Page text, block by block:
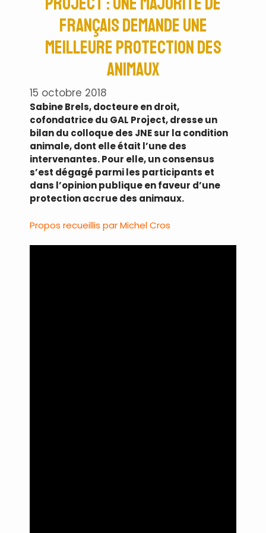
Français demande une
meilleure protection des
animaux
15 octobre 2018
Sabine Brels, docteure en droit,
cofondatrice du GAL Project, dresse un
bilan du colloque des JNE sur la condition
animale, dont elle était l’une des
intervenantes. Pour elle, un consensus
s’est dégagé parmi les participants et
dans l’opinion publique en faveur d’une
protection accrue des animaux.
Propos recueillis par Michel Cros